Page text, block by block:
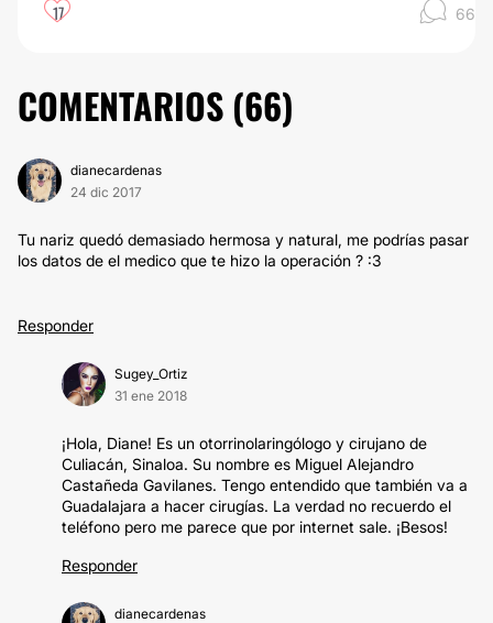
17 66
COMENTARIOS (66)
dianecardenas
24 dic 2017
Tu nariz quedó demasiado hermosa y natural, me podrías pasar
los datos de el medico que te hizo la operación ? :3
Responder
Sugey_Ortiz
31 ene 2018
¡Hola, Diane! Es un otorrinolaringólogo y cirujano de
Culiacán, Sinaloa. Su nombre es Miguel Alejandro
Castañeda Gavilanes. Tengo entendido que también va a
Guadalajara a hacer cirugías. La verdad no recuerdo el
teléfono pero me parece que por internet sale. ¡Besos!
Responder
dianecardenas